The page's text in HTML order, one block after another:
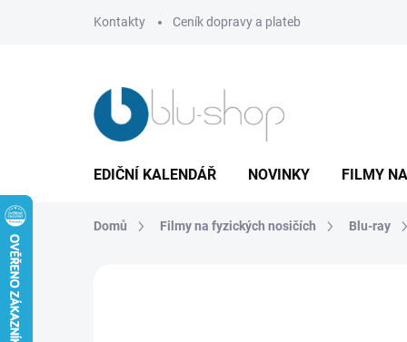
Kontakty Ceník dopravy a plateb
EDIČNÍ KALENDÁŘ NOVINKY FILMY
Domů Filmy na fyzických nosičích Blu-ray